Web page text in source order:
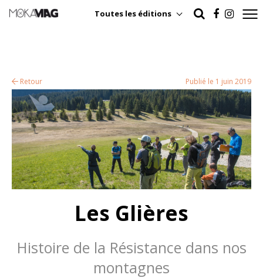
Toutes les éditions
Retour Publié le 1 juin 2019
Les Glières
Histoire de la Résistance dans nos
montagnes